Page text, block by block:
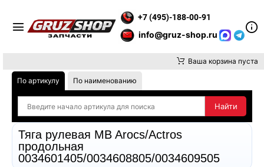
+7 (495)-188-00-91
info@gruz-shop.ru
Ваша корзина пуста
По артикулу По наименованию
Тяга рулевая MB Arocs/Actros
продольная
0034601405/0034608805/0034609505